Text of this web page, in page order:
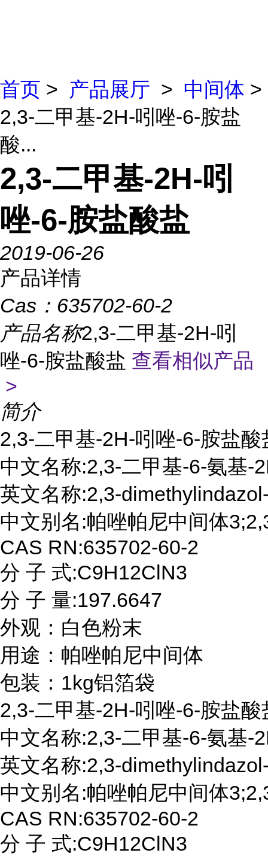
首页 > 产品展厅 > 中间体 >
2,3-二甲基-2H-吲唑-6-胺盐
酸...
2,3-二甲基-2H-吲
唑-6-胺盐酸盐
2019-06-26
产品详情
Cas： 635702-60-2
产品名称2,3-二甲基-2H-吲
唑-6-胺盐酸盐 查看相似产品
>
简介
2,3-二甲基-2H-吲唑-6-胺盐酸
中文名称:2,3-二甲基-6-氨基-
英文名称:2,3-
中文别名:帕唑帕尼中间体
CAS RN:635702-60-2
分 子 式:C9H12ClN3
分 子 量:197.6647
外观：白色粉末
用途：帕唑帕尼中间体
包装：1kg铝箔袋
2,3-二甲基-2H-吲唑-6-胺盐酸
中文名称:2,3-二甲基-6-氨基-
英文名称:2,3-
中文别名:帕唑帕尼中间体
CAS RN:635702-60-2
分 子 式:C9H12ClN3